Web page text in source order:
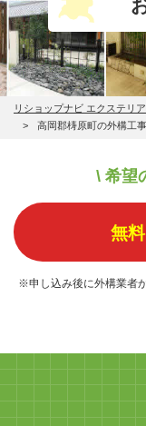
リショップナビ エクステリ
高岡郡梼原町の外構工事
\ 希望
無
※申し込み後に外構業者